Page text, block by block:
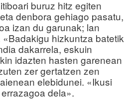
buruz hitz egiten
denbora gehiago pasatu,
izan du garunak; lan
hizkuntza batetik
dakarrela, eskuin
idazten hasten garenean
zer gertatzen zen
elebidunei. «Ikusi
dela».